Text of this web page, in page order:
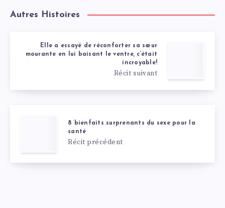
Autres Histoires
Elle a essayé de réconforter sa sœur
mourante en lui baisant le ventre, c’était
incroyable!
Récit suivant
8 bienfaits surprenants du sexe pour la
santé
Récit précédent